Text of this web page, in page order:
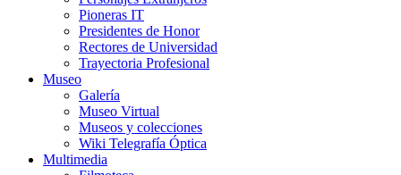
Pioneras IT
Presidentes de Honor
Rectores de Universidad
Trayectoria Profesional
Museo
Galería
Museo Virtual
Museos y colecciones
Wiki Telegrafía Óptica
Multimedia